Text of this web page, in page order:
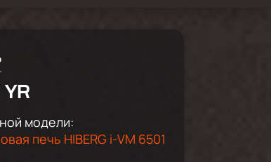
модели:
печь HIBERG i-VM 6501